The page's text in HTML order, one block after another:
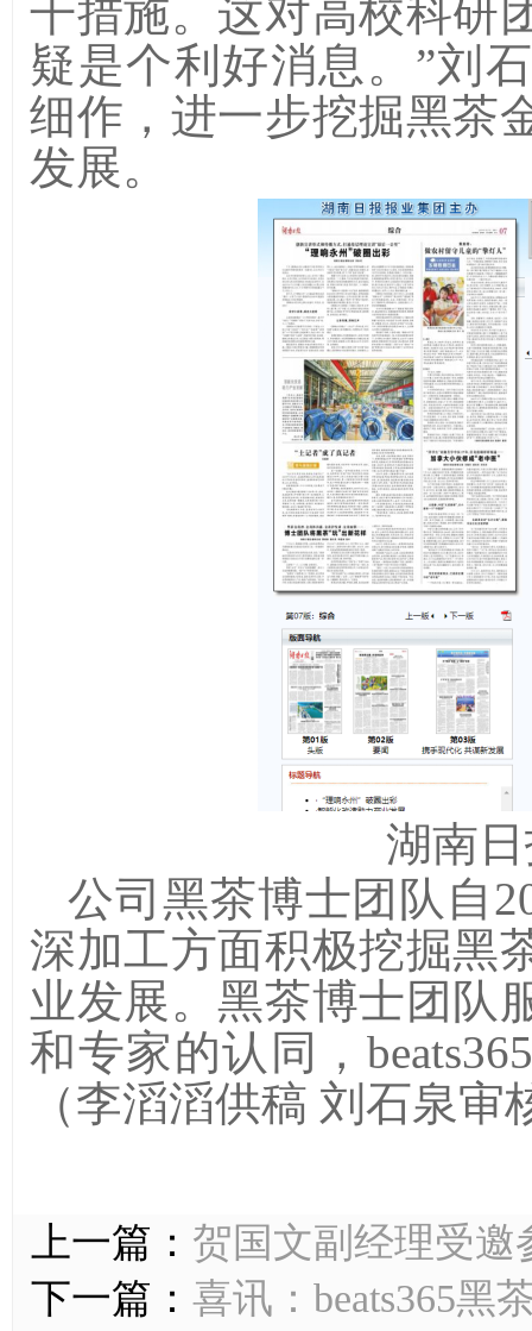
干措施。这对高校科研
疑是个利好消息。”刘
细作，进一步挖掘黑茶
发展。
湖南
公司黑茶博士团队自2
深加工方面积极挖掘黑
业发展。黑茶博士团队
和专家的认同，
（李滔滔供稿 刘石泉审
上一篇： 贺国文副经理受邀
下一篇： 喜讯：beats365黑